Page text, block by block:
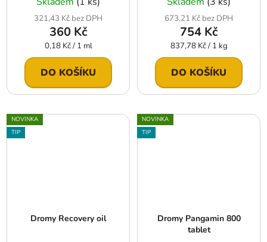
321,43 Kč bez DPH
360 Kč
Měrná
cena:
0,18 Kč / 1 ml
DO KOŠÍKU
673,21 Kč bez DPH
754 Kč
Měrná
cena:
837,78 Kč / 1 kg
DO KOŠÍKU
NOVINKA
TIP
Dromy Recovery oil
NOVINKA
TIP
Dromy Pangamin 800
tablet